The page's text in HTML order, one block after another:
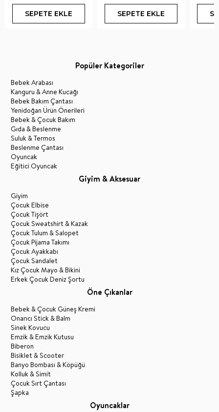
SEPETE EKLE
SEPETE EKLE
Popüler Kategoriler
Bebek Arabası
Kanguru & Anne Kucağı
Bebek Bakım Çantası
Yenidoğan Ürün Önerileri
Bebek & Çocuk Bakım
Gıda & Beslenme
Suluk & Termos
Beslenme Çantası
Oyuncak
Eğitici Oyuncak
Giyim & Aksesuar
Giyim
Çocuk Elbise
Çocuk Tişört
Çocuk Sweatshirt & Kazak
Çocuk Tulum & Salopet
Çocuk Pijama Takımı
Çocuk Ayakkabı
Çocuk Sandalet
Kız Çocuk Mayo & Bikini
Erkek Çocuk Deniz Şortu
Öne Çıkanlar
Bebek & Çocuk Güneş Kremi
Onarıcı Stick & Balm
Sinek Kovucu
Emzik & Emzik Kutusu
Biberon
Bisiklet & Scooter
Banyo Bombası & Köpüğü
Kolluk & Simit
Çocuk Sırt Çantası
Şapka
Oyuncaklar